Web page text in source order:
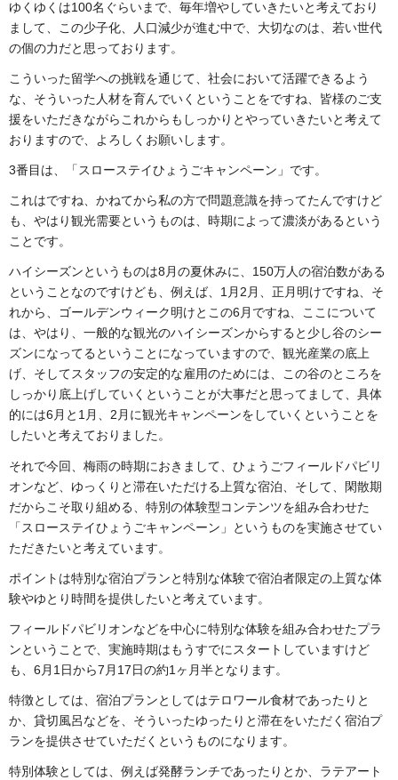
ゆくゆくは100名ぐらいまで、毎年増やしていきたいと考えており
まして、この少子化、人口減少が進む中で、大切なのは、若い世代
の個の力だと思っております。
こういった留学への挑戦を通じて、社会において活躍できるよう
な、そういった人材を育んでいくということをですね、皆様のご支
援をいただきながらこれからもしっかりとやっていきたいと考えて
おりますので、よろしくお願いします。
3番目は、「スローステイひょうごキャンペーン」です。
これはですね、かねてから私の方で問題意識を持ってたんですけど
も、やはり観光需要というものは、時期によって濃淡があるという
ことです。
ハイシーズンというものは8月の夏休みに、150万人の宿泊数がある
ということなのですけども、例えば、1月2月、正月明けですね、そ
れから、ゴールデンウィーク明けとこの6月ですね、ここについて
は、やはり、一般的な観光のハイシーズンからすると少し谷のシー
ズンになってるということになっていますので、観光産業の底上
げ、そしてスタッフの安定的な雇用のためには、この谷のところを
しっかり底上げしていくということが大事だと思ってまして、具体
的には6月と1月、2月に観光キャンペーンをしていくということを
したいと考えておりました。
それで今回、梅雨の時期におきまして、ひょうごフィールドパビリ
オンなど、ゆっくりと滞在いただける上質な宿泊、そして、閑散期
だからこそ取り組める、特別の体験型コンテンツを組み合わせた
「スローステイひょうごキャンペーン」というものを実施させてい
ただきたいと考えています。
ポイントは特別な宿泊プランと特別な体験で宿泊者限定の上質な体
験やゆとり時間を提供したいと考えています。
フィールドパビリオンなどを中心に特別な体験を組み合わせたプラ
ンということで、実施時期はもうすでにスタートしていますけど
も、6月1日から7月17日の約1ヶ月半となります。
特徴としては、宿泊プランとしてはテロワール食材であったりと
か、貸切風呂などを、そういったゆったりと滞在をいただく宿泊プ
ランを提供させていただくというものになります。
特別体験としては、例えば発酵ランチであったりとか、ラテアート